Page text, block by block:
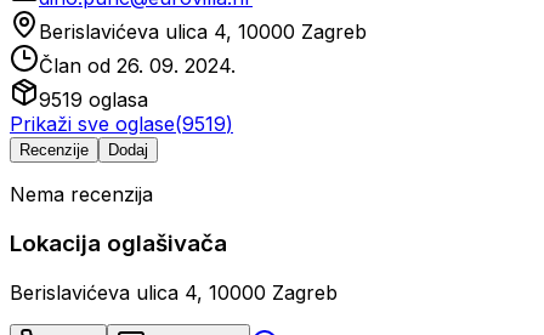
Berislavićeva ulica 4, 10000 Zagreb
Član od 26. 09. 2024.
9519 oglasa
Prikaži sve oglase(9519)
Recenzije Dodaj
Nema recenzija
Lokacija oglašivača
Berislavićeva ulica 4, 10000 Zagreb